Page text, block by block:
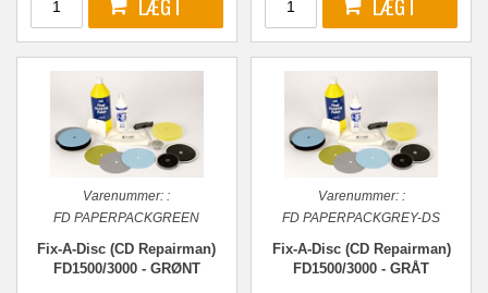
Varenummer: :
FD PAPERPACKGREEN
Fix-A-Disc (CD Repairman)
FD1500/3000 - GRØNT
Varenummer::
FD PAPERPACKGREY-DS
Fix-A-Disc (CD Repairman)
FD1500/3000 - GRÅT